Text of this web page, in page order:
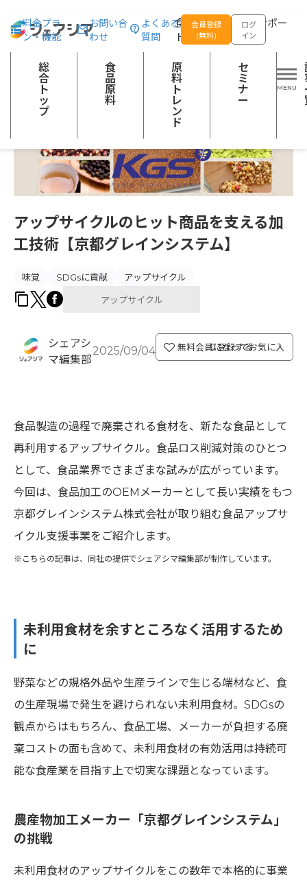
食品の企画開発をサポー
トする
料金プラ
ン・機能
お問い合
わせ
よくある
質問
会員登録
(無料)
ログ
イン
総
合
ト
ッ
プ
食
品
原
料
原
料
ト
レ
ン
ド
セ
ミ
ナ
ー
総合トップ 記事一覧 アップサイクル アップサイクルのヒット
アップサイクルのヒット商品を支える加
工技術【京都グレインシステム】
味覚 SDGsに貢献 アップサイクル
アップサイクル
シェアシ
マ編集部
2025/09/04 無料会員になってお気に入り登録する
食品製造の過程で廃棄される食材を、新たな食品として
再利用するアップサイクル。食品ロス削減対策のひとつ
として、食品業界でさまざまな試みが広がっています。
今回は、食品加工のOEMメーカーとして長い実績をもつ
京都グレインシステム株式会社が取り組む食品アップサ
イクル支援事業をご紹介します。
※こちらの記事は、同社の提供でシェアシマ編集部が制作しています。
未利用食材を余すところなく活用するため
に
野菜などの規格外品や生産ラインで生じる端材など、食
の生産現場で発生を避けられない未利用食材。SDGsの
観点からはもちろん、食品工場、メーカーが負担する廃
棄コストの面も含めて、未利用食材の有効活用は持続可
能な食産業を目指す上で切実な課題となっています。
農産物加工メーカー「京都グレインシステム」
の挑戦
未利用食材のアップサイクルをこの数年で本格的に事業